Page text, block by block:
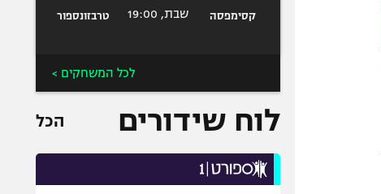
קסימפסה שבת, 19:00 טרבזונספור
לכל המשחקים >
לוח שידורים הכל